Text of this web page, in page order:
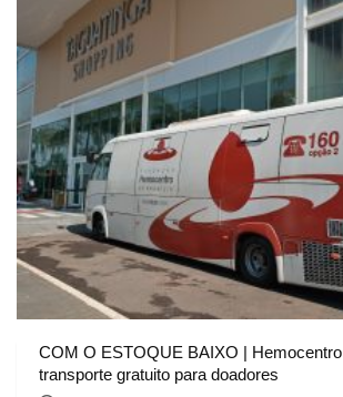
COM O ESTOQUE BAIXO |
transporte gratuito para doadores